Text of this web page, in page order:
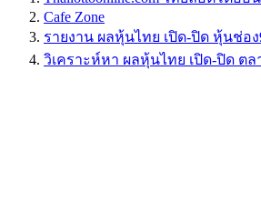
Cafe Zone
รายงาน ผลหุ้นไทย เปิด-ปิด หุ้นช่อง
วิเคราะห์หา ผลหุ้นไทย เปิด-ปิด ตล